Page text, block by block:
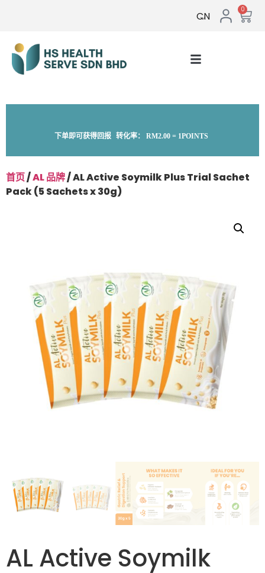
CN
0
下单即可获得回报 转化率： RM2.00= 1POINTS
首页/AL 品牌/ AL Active Soymilk Plus Trial Sachet
Pack (5 Sachets x 30g)
AL Active Soymilk